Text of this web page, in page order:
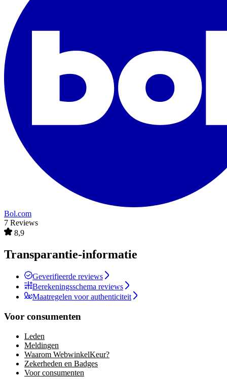
Bol.com
7 Reviews
8,9
Transparantie-informatie
Geverifieerde reviews
Berekeningsschema reviews
Maatregelen voor authenticiteit
Voor consumenten
Leden
Meldingen
Waarom WebwinkelKeur?
Zekerheden en Badges
Voor consumenten